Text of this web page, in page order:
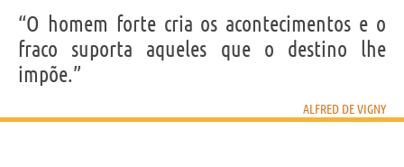
“O homem forte cria os acontecimentos e o
fraco suporta aqueles que o destino lhe
impõe.”
ALFRED DE VIGNY